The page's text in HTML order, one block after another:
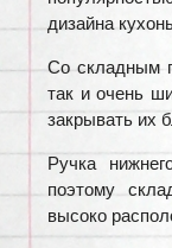
дизайна
Со складным
так и очень
закрывать их
Ручка
поэтому
высоко